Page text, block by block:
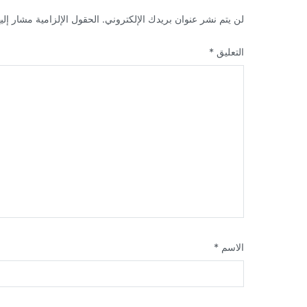
لن يتم نشر عنوان بريدك الإلكتروني. الحقول الإلزامية مشار
التعليق *
الاسم *